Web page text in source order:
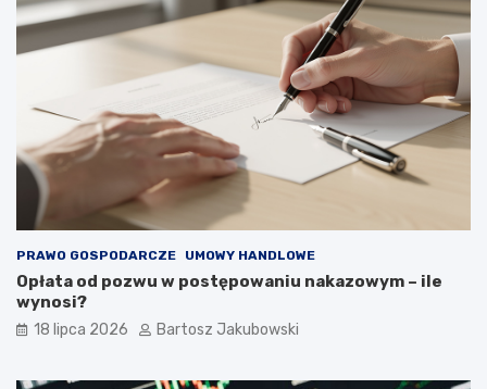
PRAWO GOSPODARCZE UMOWY HANDLOWE
Opłata od pozwu w postępowaniu nakazowym – ile
wynosi?
18 lipca 2026 Bartosz Jakubowski